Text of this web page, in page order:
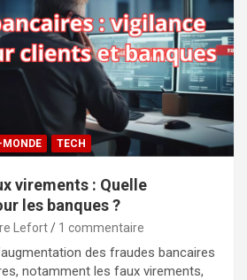
TECH
virements : Quelle
les banques ?
Lefort 1 commentaire
des fraudes bancaires
notamment les faux virements,